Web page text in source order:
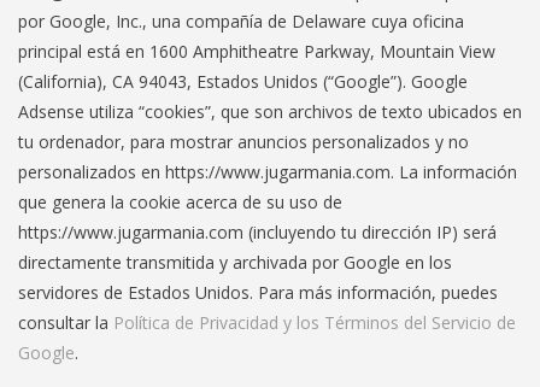
por Google, Inc., una compañía de Delaware cuya oficina
principal está en 1600 Amphitheatre Parkway, Mountain View
(California), CA 94043, Estados Unidos (“Google”). Google
Adsense utiliza “cookies”, que son archivos de texto ubicados en
tu ordenador, para mostrar anuncios personalizados y no
personalizados en https://www.jugarmania.com. La información
que genera la cookie acerca de su uso de
https://www.jugarmania.com (incluyendo tu dirección IP) será
directamente transmitida y archivada por Google en los
servidores de Estados Unidos. Para más información, puedes
consultar la Política de Privacidad y los Términos del Servicio de
Google.